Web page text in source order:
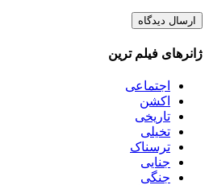
ژانرهای فیلم ترین
اجتماعی
اکشن
تاریخی
تخیلی
ترسناک
جنایی
جنگی